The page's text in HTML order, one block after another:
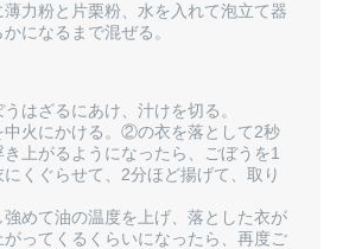
薄力粉と片栗粉、水を入れて泡立て器
になるまで混ぜる。
はざるにあけ、汁けを切る。
中火にかける。②の衣を落として2秒
き上がるようになったら、ごぼうを1
くぐらせて、2分ほど揚げて、取り
強めて油の温度を上げ、落とした衣が
がってくるくらいになったら、再度ご